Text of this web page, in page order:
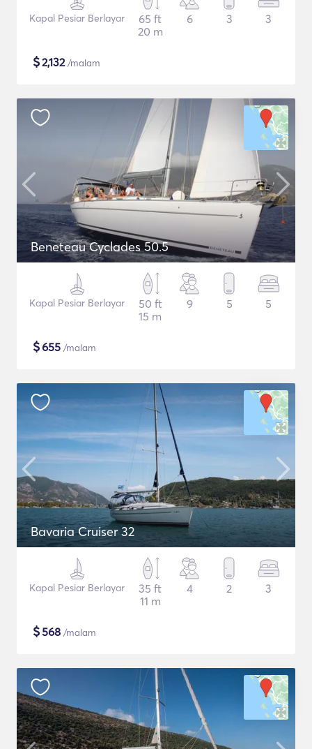
Kapal Pesiar Berlayar
65 ft
20 m
6 3 3
$2,132/malam
Beneteau Cyclades 50.5
Kapal Pesiar Berlayar
50 ft
15 m
9 5 5
$655 /malam
Bavaria Cruiser 32
Kapal Pesiar Berlayar
35 ft
11 m
4 2 3
$568 /malam